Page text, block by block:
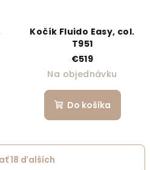
Kočík Fluido Easy, col.
T951
€519
Na objednávku
Do košíka
18 ďalších